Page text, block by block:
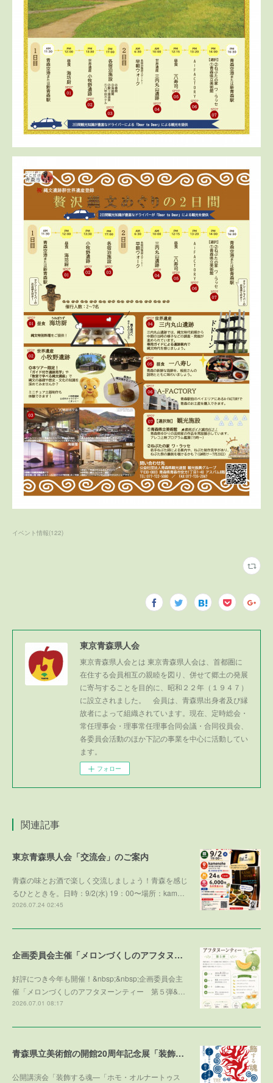
イベント情報(122)
東京青森県人会
東京青森県人会とは 東京青森県人会は、首都圏に
在住する会員相互の親睦を図り、併せて郷土の発展
に寄与することを目的に、昭和２２年（１９４７）
に設立されました。 会員は、青森県出身者及び縁
故者によって組織されています。現在、定時総会・
常任理事会・理事常任理事合同会議・合同役員会、
各委員会活動のほか下記の事業を中心に活動してい
ます。
フォロー
関連記事
東京青森県人会「交流会」のご案内
青森の味とお酒で楽しく交流しましょう！青森を感じ
るひとときを。日時：9/2(水) 19：00〜場所：kam…
2026.07.24 02:45
企画委員会主催「メロンづくしのアフタヌーンティー 第５弾 ～メロンで残暑を乗り切ろう～」参加者募集！
好評につき今年も開催！&nbsp;&nbsp;企画委員会主
催「メロンづくしのアフタヌーンティー 第５弾&…
2026.07.01 08:17
青森県立美術館の開館20周年記念展「装飾する魂」との学術協力プログラム
公開講演会「装飾する魂—「ホモ・オルナートゥス